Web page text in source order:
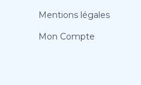
Mentions légales
Mon Compte